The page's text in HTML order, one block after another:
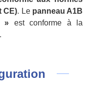
CE). Le panneau A1B
» est conforme à la